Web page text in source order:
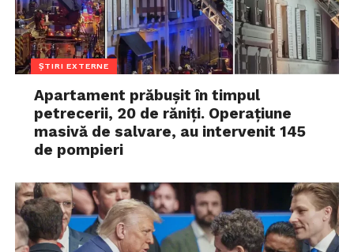
ȘTIRI EXTERNE
Apartament prăbușit în timpul
petrecerii, 20 de răniți. Operațiune
masivă de salvare, au intervenit 145
de pompieri